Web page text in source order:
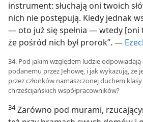
instrument: słuchają oni twoich
nich nie postępują. Kiedy jednak
— oto już się spełnia — wtedy [oni
że pośród nich był prorok”. —
34. Pod jakim względem ludzie
podanemu przez Jehowę, i jak wykazują, że
przez członków namaszczonej duchem
chrześcijańskich współpracowników?
34Zarówno pod murami,